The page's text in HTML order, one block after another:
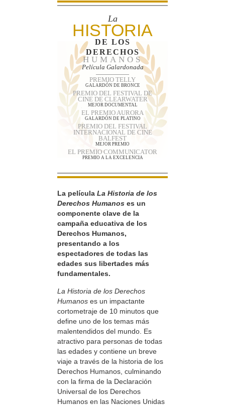
La
HISTORIA
DE LOS
DERECHOS
HUMANOS
Película Galardonada
PREMIO TELLY
GALARDÓN DE BRONCE
PREMIO DEL FESTIVAL DE
CINE DE CLEARWATER
MEJOR DOCUMENTAL
EL PREMIO AURORA
GALARDÓN DE PLATINO
PREMIO DEL FESTIVAL
INTERNACIONAL DE CINE
BALFEST
MEJOR PREMIO
EL PREMIO COMMUNICATOR
PREMIO A LA EXCELENCIA
La película La Historia de los
Derechos Humanos es un
componente clave de la
campaña educativa de los
Derechos Humanos,
presentando a los
espectadores de todas las
edades sus libertades más
fundamentales.
La Historia de los Derechos
Humanos es un impactante
cortometraje de 10 minutos que
define uno de los temas más
malentendidos del mundo. Es
atractivo para personas de todas
las edades y contiene un breve
viaje a través de la historia de los
Derechos Humanos, culminando
con la firma de la Declaración
Universal de los Derechos
Humanos en las Naciones Unidas